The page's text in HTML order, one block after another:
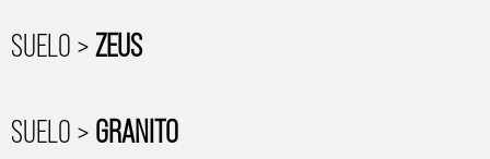
SUELO >ZEUS
SUELO >GRANITO